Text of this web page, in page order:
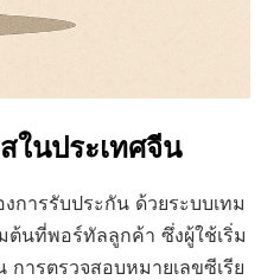
ในประเทศจีน
การรับประกัน ด้วยระบบเทม
นที่พอร์ทัลลูกค้า ซึ่งผู้ใช้เริ่ม
ารตรวจสอบหมายเลขซีเรีย